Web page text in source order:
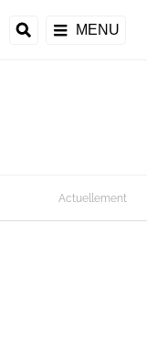
MENU
Actuellement